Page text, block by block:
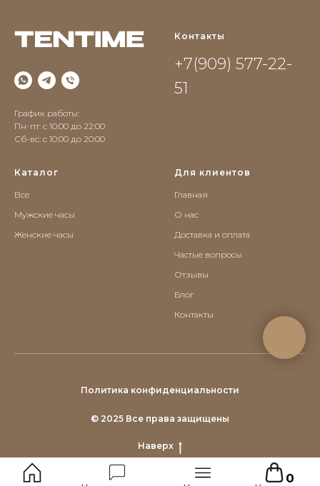
График работы:
Пн-пт: с 10:00 до 22:00
Сб-вс: c 10:00 до 20:00
Контакты
+7(909) 577-22-
51
Каталог
Все
Мужские часы
Женские часы
Для клиентов
Главная
О нас
Доставка и оплата
Частые вопросы
Отзывы
Блог
Контакты
Политика конфиденциальности
© 2025 Все права защищены
Наверх